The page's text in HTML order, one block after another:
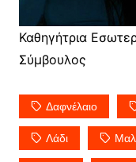
Καθηγήτρια
Σύμβουλος
Δαφνέλαιο
Λάδι